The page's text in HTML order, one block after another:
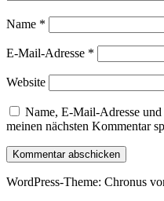
Name *
E-Mail-Adresse *
Website
Name, E-Mail-Adresse
meinen nächsten Kommentar
WordPress-Theme: Chronus